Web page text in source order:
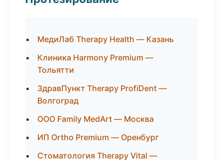
МедиЛаб Therapy Health — Казань
Клиника Harmony Premium —
Тольятти
ЗдравПункт Therapy ProfiDent —
Волгоград
ООО Family MedArt — Москва
ИП Ortho Premium — Оренбург
Стоматология Therapy Vital —